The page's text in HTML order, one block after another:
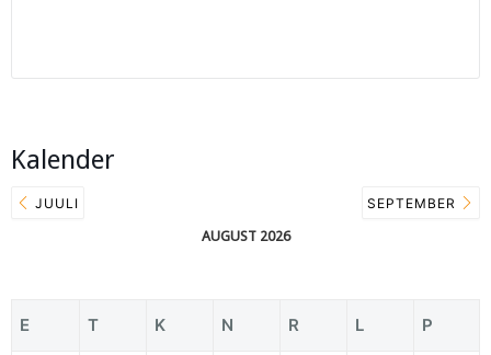
Kalender
JUULI
AUGUST 2026
SEPTEMBER
E T K N R L P